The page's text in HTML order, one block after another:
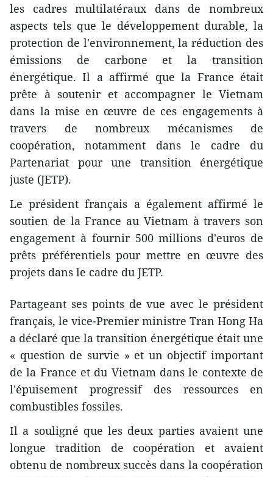
les cadres multilatéraux dans de nombreux
aspects tels que le développement durable, la
protection de l'environnement, la réduction des
émissions de carbone et la transition
énergétique. Il a affirmé que la France était
prête à soutenir et accompagner le Vietnam
dans la mise en œuvre de ces engagements à
travers de nombreux mécanismes de
coopération, notamment dans le cadre du
Partenariat pour une transition énergétique
juste (JETP).
Le président français a également affirmé le
soutien de la France au Vietnam à travers son
engagement à fournir 500 millions d'euros de
prêts préférentiels pour mettre en œuvre des
projets dans le cadre du JETP.
Partageant ses points de vue avec le président
français, le vice-Premier ministre Tran Hong Ha
a déclaré que la transition énergétique était une
« question de survie » et un objectif important
de la France et du Vietnam dans le contexte de
l'épuisement progressif des ressources en
combustibles fossiles.
Il a souligné que les deux parties avaient une
longue tradition de coopération et avaient
obtenu de nombreux succès dans la coopération